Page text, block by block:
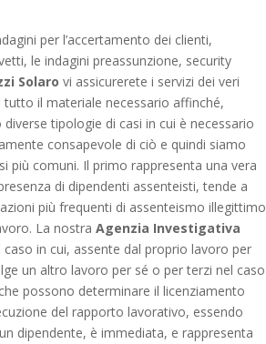
per l’accertamento dei clienti,
le indagini preassunzione, security
Solaro vi assicurerete i servizi dei veri
il materiale necessario affinché,
tipologie di casi in cui è necessario
consapevole di ciò e quindi siamo
più comuni. Il primo rappresenta una vera
di dipendenti assenteisti, tende a
più frequenti di assenteismo illegittimo
La nostraAgenzia Investigativa
in cui, assente dal proprio lavoro per
un altro lavoro per sé o per terzi nel caso
possono determinare il licenziamento
del rapporto lavorativo, essendo
dipendente, è immediata, e rappresenta